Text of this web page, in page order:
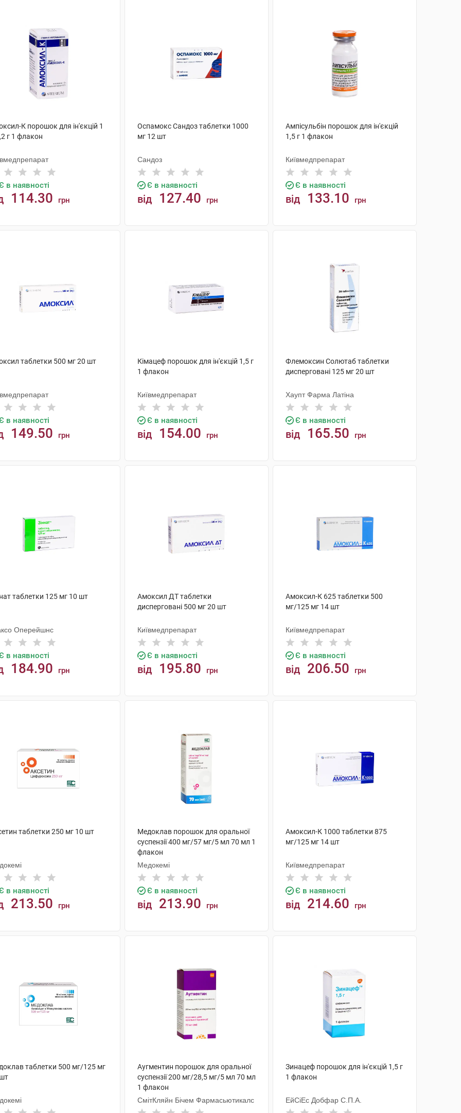
К порошок для ін'єкцій 1
г 1 флакон
в наявності
114.30 грн
Оспамокс Сандоз таблетки 1000
мг 12 шт
Сандоз
Є в наявності
від 127.40 грн
Ампісульбін порошок для ін'єкцій
1,5 г 1 флакон
Київмедпрепарат
Є в наявності
від 133.10 грн
таблетки 500 мг 20 шт
в наявності
149.50 грн
Кімацеф порошок для ін'єкцій 1,5 г
1 флакон
Київмедпрепарат
Є в наявності
від 154.00 грн
Флемоксин Солютаб таблетки
дисперговані 125 мг 20 шт
Хаупт Фарма Латіна
Є в наявності
від 165.50 грн
таблетки 125 мг 10 шт
Оперейшнс
в наявності
184.90 грн
Амоксил ДТ таблетки
дисперговані 500 мг 20 шт
Київмедпрепарат
Є в наявності
від 195.80 грн
Амоксил-К 625 таблетки 500
мг/125 мг 14 шт
Київмедпрепарат
Є в наявності
від 206.50 грн
таблетки 250 мг 10 шт
в наявності
213.50 грн
Медоклав порошок для оральної
суспензії 400 мг/57 мг/5 мл 70 мл 1
флакон
Медокемі
Є в наявності
від 213.90 грн
Амоксил-К 1000 таблетки 875
мг/125 мг 14 шт
Київмедпрепарат
Є в наявності
від 214.60 грн
таблетки 500 мг/125 мг
Аугментин порошок для оральної
суспензії 200 мг/28,5 мг/5 мл 70 мл
1 флакон
СмітКляйн Бічем Фармасьютикалс
Зинацеф порошок для ін'єкцій 1,5 г
1 флакон
ЕйСіЕс Добфар С.П.А.